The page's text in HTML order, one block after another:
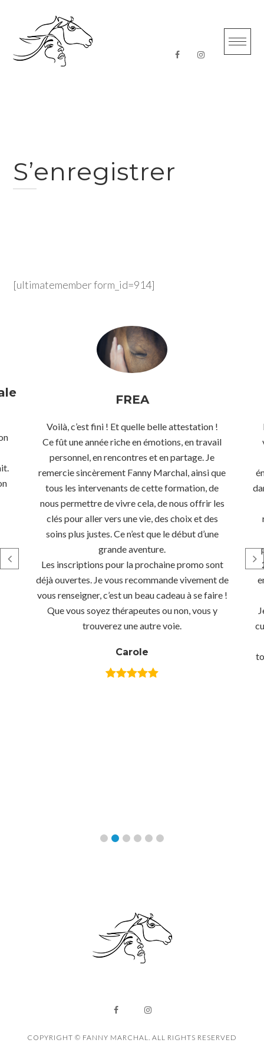
content
S’enregistrer
[ultimatemember form_id=914]
FREA
Voilà, c’est fini ! Et quelle belle attestation !
Ce fût une année riche en émotions, en travail
personnel, en rencontres et en partage. Je
remercie sincèrement Fanny Marchal, ainsi que
tous les intervenants de cette formation, de
nous permettre de vivre cela, de nous offrir les
clés pour aller vers une vie, des choix et des
soins plus justes. Ce n’est que le début d’une
grande aventure.
Les inscriptions pour la prochaine promo sont
déjà ouvertes. Je vous recommande vivement de
vous renseigner, c’est un beau cadeau à se faire !
Que vous soyez thérapeutes ou non, vous y
trouverez une autre voie.
Carole
COPYRIGHT © FANNY MARCHAL. ALL RIGHTS RESERVED